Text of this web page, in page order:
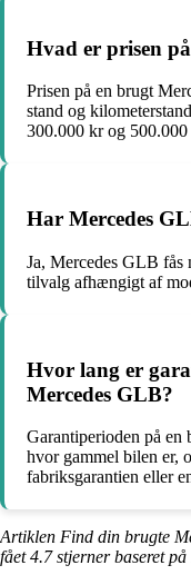
Hvad er prisen
Prisen på en brugt
stand og
300.000 kr og 500.000
Har Mercedes
Ja, Mercedes GLB fås
tilvalg afhængigt af
Hvor lang er
Mercedes GLB?
Garantiperioden på
hvor gammel bilen er,
fabriksgarantien eller
Artiklen Find din brugte
fået4.7stjerner baseret på